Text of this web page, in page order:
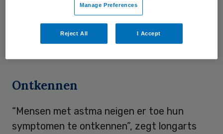
meerdere dagen per week last van hun
astma, zes van de tien voelen zich door hun
astma op één of andere manier belemmerd.
Ontkennen
“Mensen met astma neigen er toe hun
symptomen te ontkennen”, zegt longarts
Manage Preferences
Reject All I Accept